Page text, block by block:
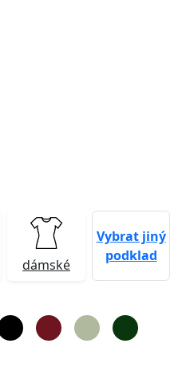
dámské
Vybrat jiný
podklad